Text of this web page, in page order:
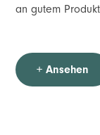
an gutem
+ Ansehen